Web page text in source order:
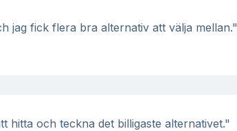
jag fick flera bra alternativ att välja mellan."
hitta och teckna det billigaste alternativet."